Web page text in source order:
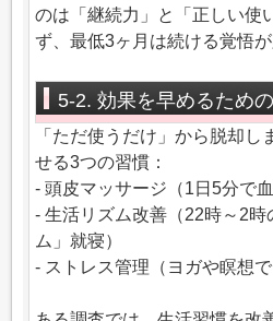
のは「継続力」と「正しい使
ず、最低3ヶ月は続ける覚悟が
5-2. 効果を早めるため
「ただ使うだけ」から脱却し
せる3つの習慣：
- 頭皮マッサージ（1日5分で血
- 生活リズム改善（22時～2時
ム」就寝）
- ストレス管理（ヨガや瞑想